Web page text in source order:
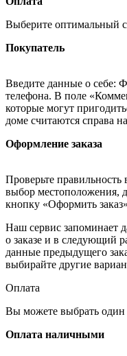
Выберите оптимальный
Покупатель
Введите данные о себе:
телефона. В поле
которые могут
доме считаются справа
Оформление заказа
Проверьте
выбор местоположения,
кнопку «Оформить
Наш сервис запоминает
о заказе и в следующий
данные предыдущего
выбирайте другие
Оплата
Вы можете выбрать один
Оплата наличными